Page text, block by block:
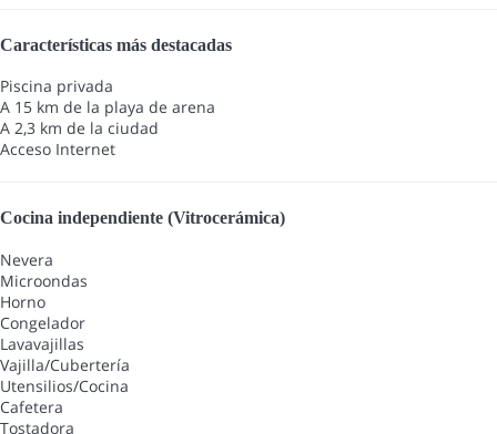
Características más destacadas
Piscina privada
A 15 km de la playa de arena
A 2,3 km de la ciudad
Acceso Internet
Cocina independiente (Vitrocerámica)
Nevera
Microondas
Horno
Congelador
Lavavajillas
Vajilla/Cubertería
Utensilios/Cocina
Cafetera
Tostadora